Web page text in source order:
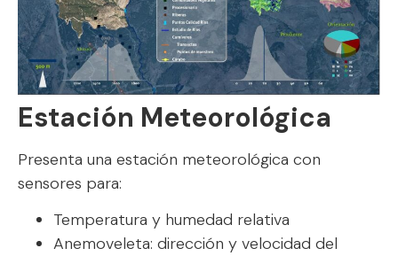
Estación Meteorológica
Presenta una estación meteorológica con
sensores para:
Temperatura y humedad relativa
Anemoveleta: dirección y velocidad del